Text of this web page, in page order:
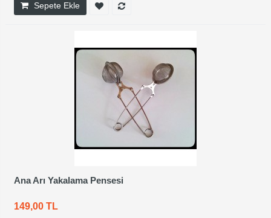
Sepete Ekle
Ana Arı Yakalama Pensesi
149,00 TL